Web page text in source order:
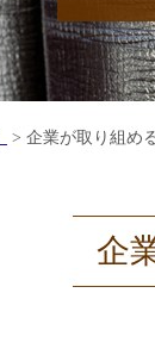
> 企業が取り組め
企